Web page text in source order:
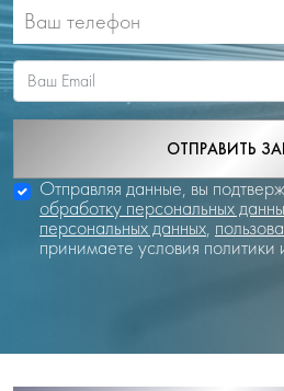
ОТПРАВИТЬ
Отправляя данные, вы
обработку персональных
персональных данных,
принимаете условия политики